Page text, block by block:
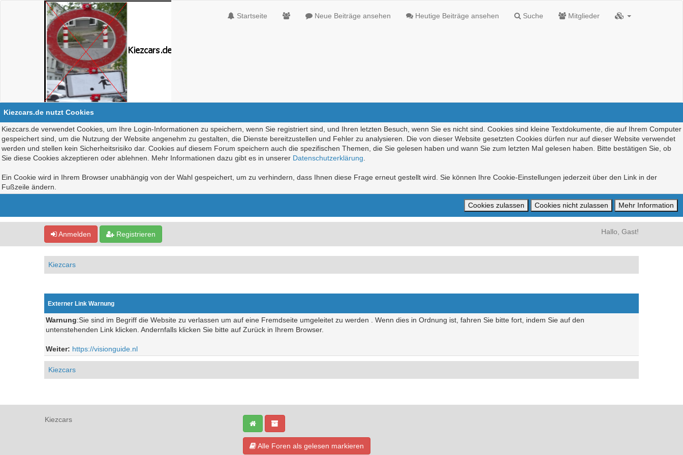
Startseite Neue Beiträge ansehen Heutige Beiträge ansehen Suche Mitglieder
Kiezcars.de nutzt Cookies
Kiezcars.de verwendet Cookies, um Ihre Login-Informationen zu speichern, wenn Sie registriert sind, und Ihren letzten Besuch, wenn Sie es nicht sind. Cookies sind kleine Textdokumente, die auf Ihrem Computer
gespeichert sind, um die Nutzung der Website angenehm zu gestalten, die Dienste bereitzustellen und Fehler zu analysieren. Die von dieser Website gesetzten Cookies dürfen nur auf dieser Website verwendet
werden und stellen kein Sicherheitsrisiko dar. Cookies auf diesem Forum speichern auch die spezifischen Themen, die Sie gelesen haben und wann Sie zum letzten Mal gelesen haben. Bitte bestätigen Sie, ob
Sie diese Cookies akzeptieren oder ablehnen. Mehr Informationen dazu gibt es in unserer Datenschutzerklärung
Ein Cookie wird in Ihrem Browser unabhängig von der Wahl gespeichert, um zu verhindern, dass Ihnen diese Frage erneut gestellt wird. Sie können Ihre Cookie-Einstellungen jederzeit über den Link in der
Fußzeile ändern.
Anmelden Registrieren Hallo, Gast!
Kiezcars
Externer Link Warnung
Warnung:Sie sind im Begriff die Website zu verlassen um auf eine Fremdseite umgeleitet zu werden . Wenn dies in Ordnung ist, fahren Sie bitte fort, indem Sie auf den
untenstehenden Link klicken. Andernfalls klicken Sie bitte auf Zurück in Ihrem Browser.
Weiter: https://visionguide.nl
Kiezcars
Kiezcars
Alle Foren als gelesen markieren